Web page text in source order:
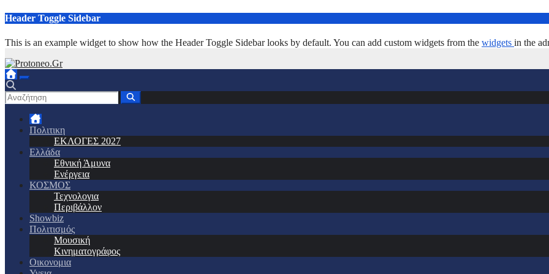
Μετάβαση
περιεχόμενο
Header Toggle Sidebar
This is an example widget to show how the Header Toggle Sidebar looks by default. You can add custom widgets from the widgets in the
Πολιτικη
ΕΚΛΟΓΕΣ 2027
Ελλάδα
Εθνική Άμυνα
Ενέργεια
ΚΟΣΜΟΣ
Τεχνολογια
Περιβάλλον
Showbiz
Πολιτισμός
Μουσική
Κινηματογράφος
Οικονομια